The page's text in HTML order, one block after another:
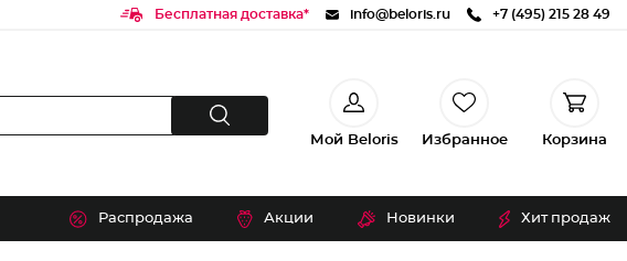
Бесплатная доставка* info@beloris.ru +7 (495) 215 28 49
Мой Beloris Избранное Корзина
Распродажа Акции Новинки Хит продаж